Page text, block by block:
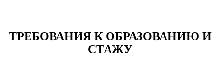
ТРЕБОВАНИЯ К ОБРАЗОВАНИЮ И
СТАЖУ